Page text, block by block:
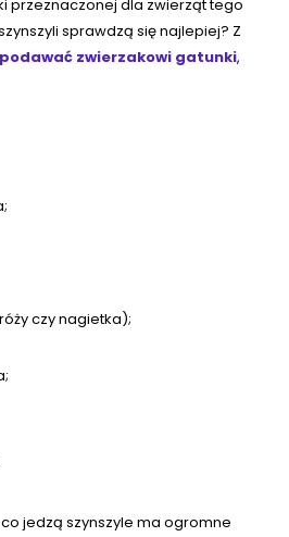
przeznaczonej dla zwierząt tego
sprawdzą się najlepiej? Z
zwierzakowi gatunki,
czy nagietka);
jedzą szynszyle ma ogromne